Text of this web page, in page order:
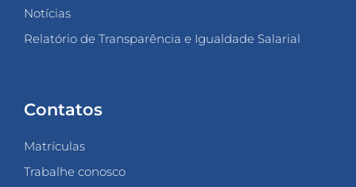
Notícias
Relatório de Transparência e Igualdade Salarial
Contatos
Matrículas
Trabalhe conosco